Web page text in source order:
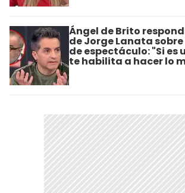
Ángel de Brito
de Jorge Lanata
de espectáculo: "Si es
te habilita a hacer lo